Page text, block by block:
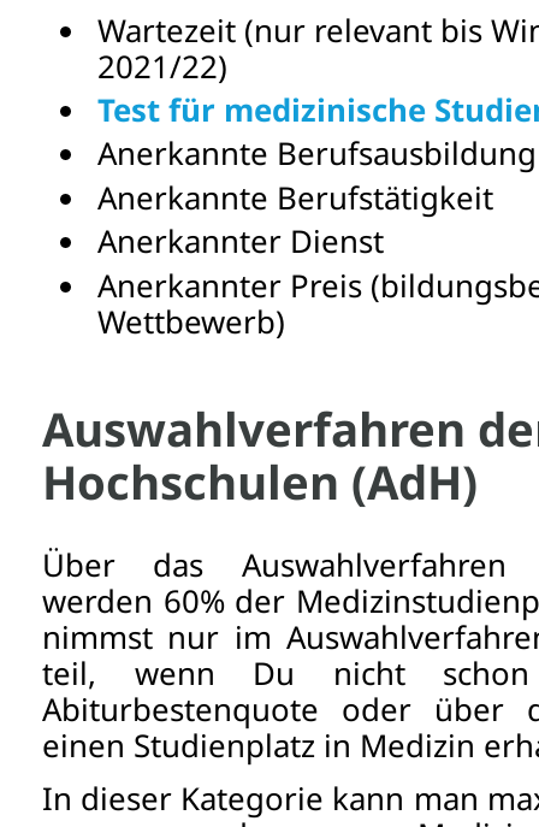
Wartezeit (nur relevant bis
2021/22)
Test für medizinische
Anerkannte Berufsausbildung
Anerkannte Berufstätigkeit
Anerkannter Dienst
Anerkannter Preis
Wettbewerb)
Auswahlverfahren
Hochschulen (AdH)
Über das Auswahlverfahren
werden 60% der
nimmst nur im
teil, wenn Du nicht
Abiturbestenquote oder über
einen Studienplatz in Medizin
In dieser Kategorie kann man